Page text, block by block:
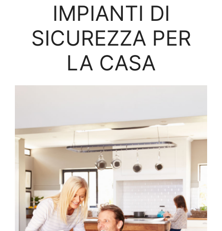
IMPIANTI DI
SICUREZZA PER
LA CASA